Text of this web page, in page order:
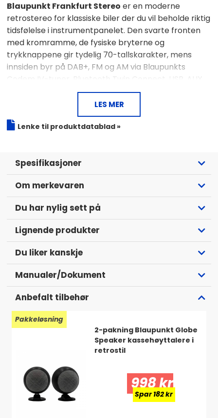
Blaupunkt Frankfurt Stereo er en moderne
retrostereo for klassiske biler der du vil beholde riktig
tidsfølelse i instrumentpanelet. Den svarte fronten
med kromramme, de fysiske bryterne og
trykknappene gir tydelig 70-tallskarakter, mens
innsiden byr på DAB+, FM og AM via Blaupunkts
Codem IV-tuner, Bluetooth Twin Connect, USB, AUX,
3-tommers fargeskjerm, DSP og flere
monteringsmuligheter for eldre bilinteriører.
Moderne retrobilstereo
70-tallsdesign med svart front og kromramme
Bluetooth Twin Connect med samtaler, streaming og
talestøtte
USB-A, USB-C og AUX
DSP og 2x14-bånds equalizer
Lydprofiler og loudness
4-kanals lavnivå + sub ut
4x75 W ved 2 ohm
Ekstern mikrofon følger med
Permanent minne som bevarer innstillinger uten strøm
Støtte for rattstyring
Kort chassis
Flere monteringsalternativer, med og uten DIN-uttak
LES MER
Lenke til produktdatablad »
Spesifikasjoner
Om merkevaren
Du har nylig sett på
Lignende produkter
Du liker kanskje
Manualer/Dokument
Anbefalt tilbehør
Pakkeløsning
2-pakning Blaupunkt Globe
Speaker kassehøyttalere i
retrostil
998 kr
Spar 182 kr